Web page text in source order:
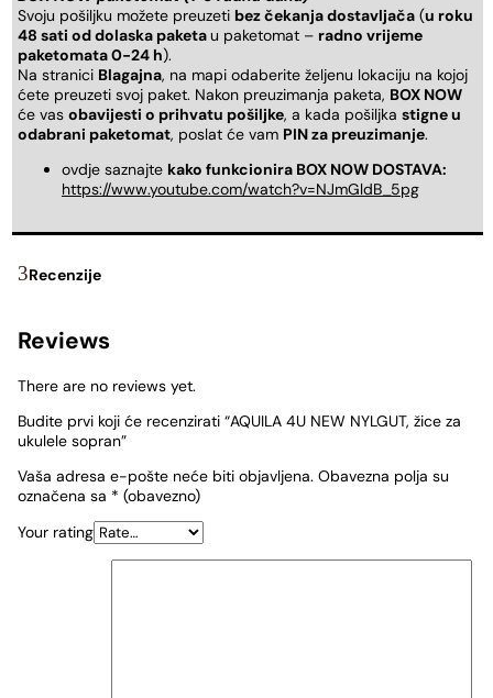
Svoju pošiljku možete preuzeti bez čekanja dostavljača (u roku
48 sati od dolaska paketau paketomat – radno vrijeme
paketomata 0-24 h).
Na stranici Blagajna, na mapi odaberite željenu lokaciju na kojoj
ćete preuzeti svoj paket. Nakon preuzimanja paketa, BOX NOW
će vas obavijesti o prihvatu pošiljke, a kada pošiljka stigne u
odabrani paketomat, poslat će vam PIN za preuzimanje.
ovdje saznajte kako funkcionira BOX NOW DOSTAVA:
https://www.youtube.com/watch?v=NJmGldB_5pg
Recenzije
Reviews
There are no reviews yet.
Budite prvi koji će recenzirati “AQUILA 4U NEW NYLGUT, žice za
ukulele sopran”
Vaša adresa e-pošte neće biti objavljena. Obavezna polja su
označena sa * (obavezno)
Your rating